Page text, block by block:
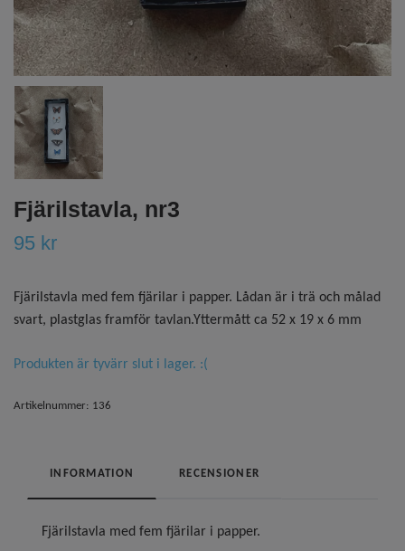
Fjärilstavla, nr3
95 kr
Fjärilstavla med fem fjärilar i papper. Lådan är i trä och målad
svart, plastglas framför tavlan.Yttermått ca 52 x 19 x 6 mm
Produkten är tyvärr slut i lager. :(
Artikelnummer: 136
INFORMATION RECENSIONER
Fjärilstavla med fem fjärilar i papper.